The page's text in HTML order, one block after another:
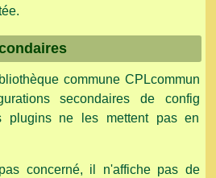
commune CPLcommun
secondaires de config
plugins ne les mettent pas en
concerné, il n'affiche pas de